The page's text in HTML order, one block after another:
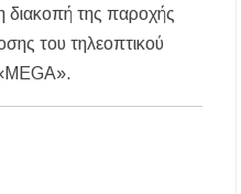
διακοπή της παροχής
του τηλεοπτικού